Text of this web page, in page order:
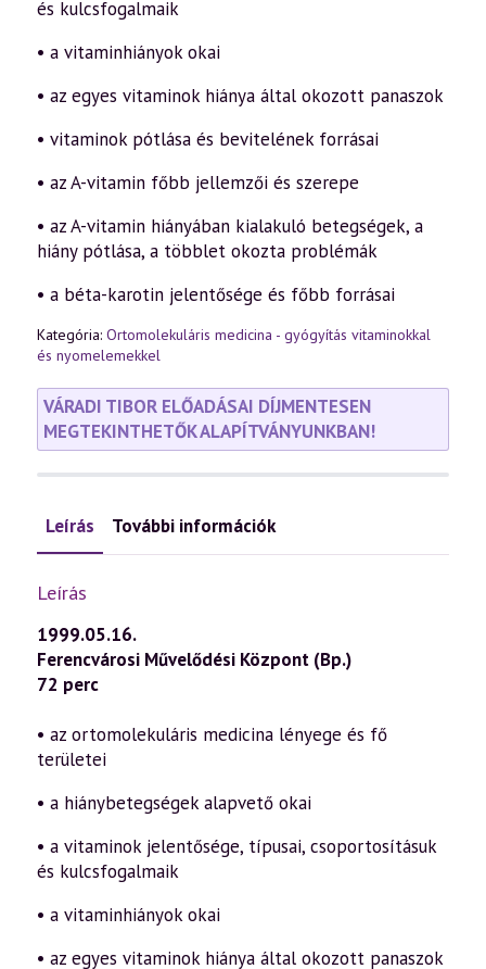
és kulcsfogalmaik
• a vitaminhiányok okai
• az egyes vitaminok hiánya által okozott panaszok
• vitaminok pótlása és bevitelének forrásai
• az A-vitamin főbb jellemzői és szerepe
• az A-vitamin hiányában kialakuló betegségek, a
hiány pótlása, a többlet okozta problémák
• a béta-karotin jelentősége és főbb forrásai
Kategória: Ortomolekuláris medicina - gyógyítás vitaminokkal
és nyomelemekkel
VÁRADI TIBOR ELŐADÁSAI DÍJMENTESEN
MEGTEKINTHETŐK ALAPÍTVÁNYUNKBAN!
Leírás További információk
Leírás
1999.05.16.
Ferencvárosi Művelődési Központ (Bp.)
72 perc
• az ortomolekuláris medicina lényege és fő
területei
• a hiánybetegségek alapvető okai
• a vitaminok jelentősége, típusai, csoportosításuk
és kulcsfogalmaik
• a vitaminhiányok okai
• az egyes vitaminok hiánya által okozott panaszok